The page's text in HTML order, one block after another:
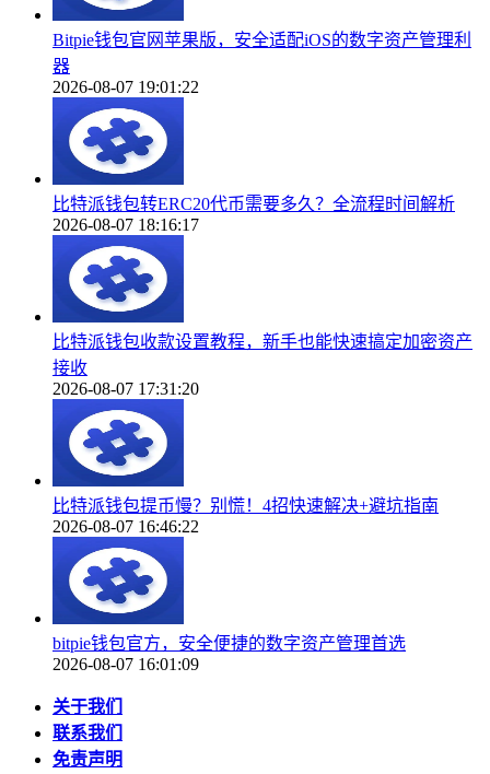
Bitpie钱包官网苹果版，安全适配iOS的数字资产管理利
器
2026-08-07 19:01:22
比特派钱包转ERC20代币需要多久？全流程时间解析
2026-08-07 18:16:17
比特派钱包收款设置教程，新手也能快速搞定加密资产
接收
2026-08-07 17:31:20
比特派钱包提币慢？别慌！4招快速解决+避坑指南
2026-08-07 16:46:22
bitpie钱包官方，安全便捷的数字资产管理首选
2026-08-07 16:01:09
关于我们
联系我们
免责声明